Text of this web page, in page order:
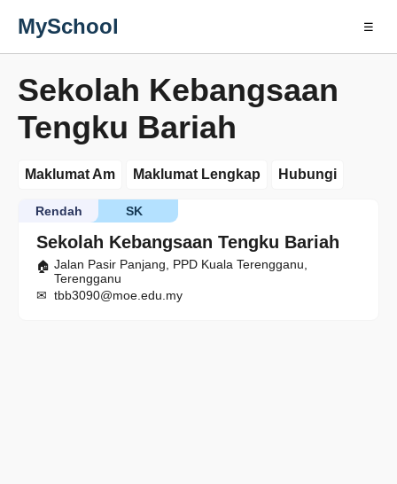
MySchool ☰
Sekolah Kebangsaan
Tengku Bariah
Maklumat Am Maklumat Lengkap Hubungi
Sekolah Kebangsaan Tengku Bariah
SK
Rendah
Jalan Pasir Panjang, PPD Kuala Terengganu,
Terengganu
tbb3090@moe.edu.my